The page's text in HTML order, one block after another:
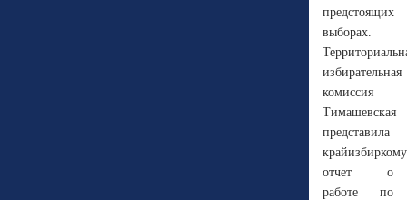
предстоящих
выборах.
избирательная
комиссия
Тимашевская
представила
крайизбиркому
отчет о
работе по